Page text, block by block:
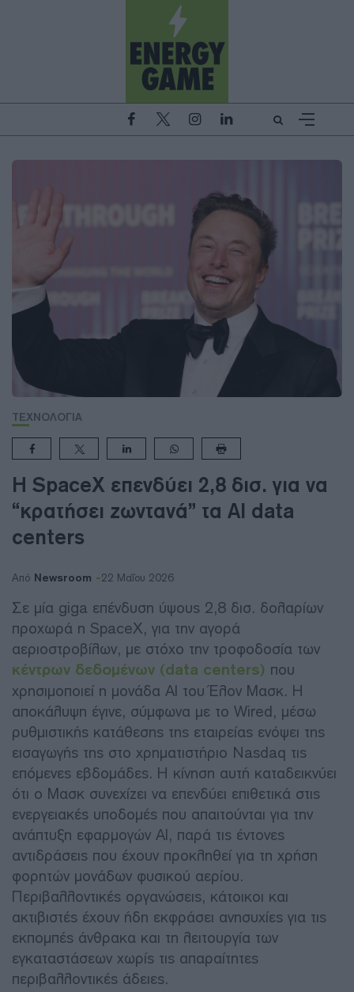
ΤΕΧΝΟΛΟΓΙΑ
Η SpaceX επενδύει 2,8 δισ. για να
“κρατήσει ζωντανά” τα AI data
centers
Από Newsroom 22 Μαΐου 2026
Σε μία giga επένδυση ύψους 2,8 δισ. δολαρίων
προχωρά η SpaceX, για την αγορά
αεριοστροβίλων, με στόχο την τροφοδοσία των
κέντρων δεδομένων (data centers) που
χρησιμοποιεί η μονάδα AI του Έλον Μασκ. Η
αποκάλυψη έγινε, σύμφωνα με το Wired, μέσω
ρυθμιστικής κατάθεσης της εταιρείας ενόψει της
εισαγωγής της στο χρηματιστήριο Nasdaq τις
επόμενες εβδομάδες. Η κίνηση αυτή καταδεικνύει
ότι ο Μασκ συνεχίζει να επενδύει επιθετικά στις
ενεργειακές υποδομές που απαιτούνται για την
ανάπτυξη εφαρμογών AI, παρά τις έντονες
αντιδράσεις που έχουν προκληθεί για τη χρήση
φορητών μονάδων φυσικού αερίου.
Περιβαλλοντικές οργανώσεις, κάτοικοι και
ακτιβιστές έχουν ήδη εκφράσει ανησυχίες για τις
εκπομπές άνθρακα και τη λειτουργία των
εγκαταστάσεων χωρίς τις απαραίτητες
περιβαλλοντικές άδειες.